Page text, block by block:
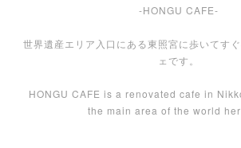
-HONGU CAFE-
世界遺産エリア入口にある東照宮に歩いてす
ェです。
HONGU CAFE is a renovated cafe in
the main area of the world